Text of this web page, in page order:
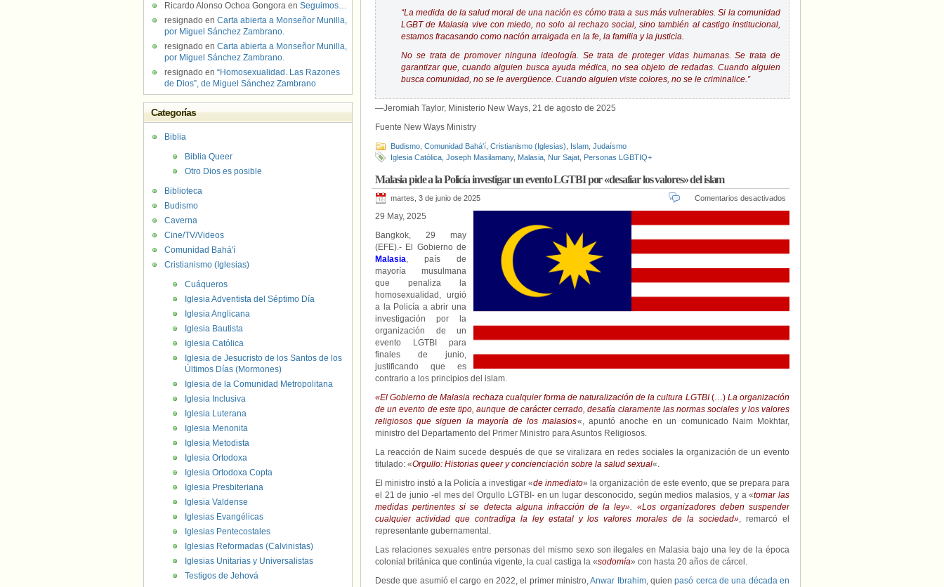
“La medida de la salud moral de una nación es cómo trata a sus más vulnerables. Si la comunidad
LGBT de Malasia vive con miedo, no solo al rechazo social, sino también al castigo institucional,
estamos fracasando como nación arraigada en la fe, la familia y la justicia.
No se trata de promover ninguna ideología. Se trata de proteger vidas humanas. Se trata de
garantizar que, cuando alguien busca ayuda médica, no sea objeto de redadas. Cuando alguien
busca comunidad, no se le avergüence. Cuando alguien viste colores, no se le criminalice.”
—Jeromiah Taylor, Ministerio New Ways, 21 de agosto de 2025
Fuente New Ways Ministry
Budismo Comunidad Bahá'í Cristianismo (Iglesias) Islam Judaísmo
Iglesia Católica Joseph Masilamany, Malasia Nur Sajat Personas LGBTIQ+
Malasia pide a la Policía investigar un evento LGTBI por «desafiar los valores» del islam
martes, 3 de junio de 2025 Comentarios desactivados
29 May, 2025
Bangkok, 29 may
(EFE).- El Gobierno de
Malasia, país de
mayoría musulmana
que penaliza la
homosexualidad, urgió
a la Policía a abrir una
investigación por la
organización de un
evento LGTBI para
finales de junio,
justificando que es
contrario a los principios del islam.
«El Gobierno de Malasia rechaza cualquier forma de naturalización de la cultura LGTBI(…) La organización
de un evento de este tipo, aunque de carácter cerrado, desafía claramente las normas sociales y los valores
religiosos que siguen la mayoría de los malasios«, apuntó anoche en un comunicado Naim Mokhtar,
ministro del Departamento del Primer Ministro para Asuntos Religiosos.
La reacción de Naim sucede después de que se viralizara en redes sociales la organización de un evento
titulado: «Orgullo: Historias queer y concienciación sobre la salud sexual«.
El ministro instó a la Policía a investigar «de inmediato» la organización de este evento, que se prepara para
el 21 de junio -el mes del Orgullo LGTBI- en un lugar desconocido, según medios malasios, y a «tomar las
medidas pertinentes si se detecta alguna infracción de la ley». «Los organizadores deben suspender
cualquier actividad que contradiga la ley estatal y los valores morales de la sociedad», remarcó el
representante gubernamental.
Las relaciones sexuales entre personas del mismo sexo son ilegales en Malasia bajo una ley de la época
colonial británica que continúa vigente, la cual castiga la «sodomía» con hasta 20 años de cárcel.
Desde que asumió el cargo en 2022, el primer ministro,Anwar Ibrahim, quienpasó cerca de una década en
Ricardo Alonso Ochoa Gongora en Seguimos…
resignado en Carta abierta a Monseñor Munilla,
por Miguel Sánchez Zambrano.
resignado en Carta abierta a Monseñor Munilla,
por Miguel Sánchez Zambrano.
resignado en “Homosexualidad. Las Razones
de Dios”, de Miguel Sánchez Zambrano
Categorías
Biblia
Biblia Queer
Otro Dios es posible
Biblioteca
Budismo
Caverna
Cine/TV/Videos
Comunidad Bahá'í
Cristianismo (Iglesias)
Cuáqueros
Iglesia Adventista del Séptimo Día
Iglesia Anglicana
Iglesia Bautista
Iglesia Católica
Iglesia de Jesucristo de los Santos de los
Últimos Días (Mormones)
Iglesia de la Comunidad Metropolitana
Iglesia Inclusiva
Iglesia Luterana
Iglesia Menonita
Iglesia Metodista
Iglesia Ortodoxa
Iglesia Ortodoxa Copta
Iglesia Presbiteriana
Iglesia Valdense
Iglesias Evangélicas
Iglesias Pentecostales
Iglesias Reformadas (Calvinistas)
Iglesias Unitarias y Universalistas
Testigos de Jehová